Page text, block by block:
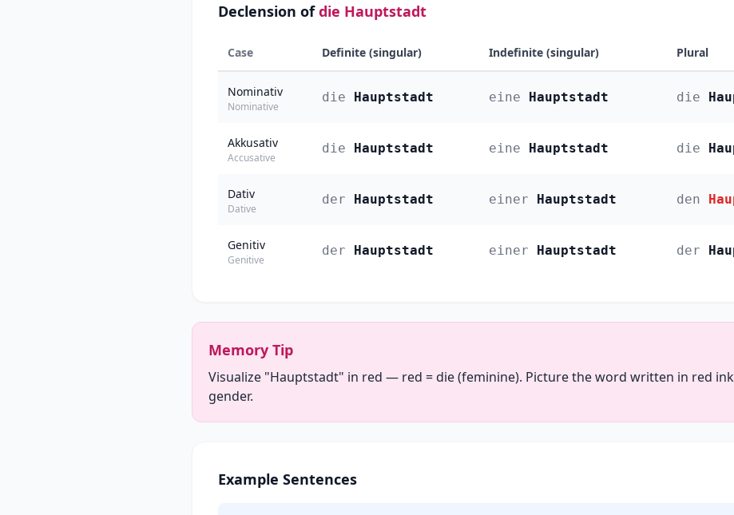
Declension ofdie Hauptstadt
Case Definite (singular) Indefinite (singular) Plural
Nominativ
Nominative
die Hauptstadt eine Hauptstadt die
Akkusativ
Accusative
die Hauptstadt eine Hauptstadt die
Dativ
Dative
der Hauptstadt einer Hauptstadt den
Genitiv
Genitive
der Hauptstadt einer Hauptstadt der
Memory Tip
Visualize "Hauptstadt" in red — red = die (feminine). Picture the word written in red
gender.
Example Sentences